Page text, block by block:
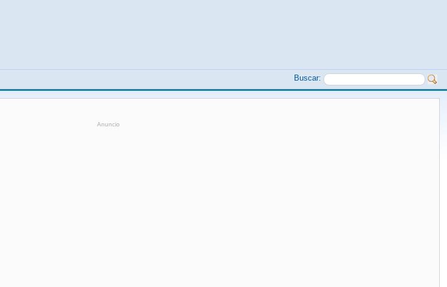
Buscar:
Anuncio